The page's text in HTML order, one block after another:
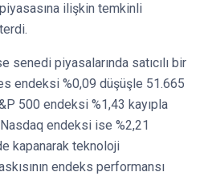
piyasasına ilişkin temkinli
senedi piyasalarında satıcılı bir
endeksi %0,09 düşüşle 51.665
500 endeksi %1,43 kayıpla
endeksi ise %2,21
kapanarak teknoloji
endeks performansı